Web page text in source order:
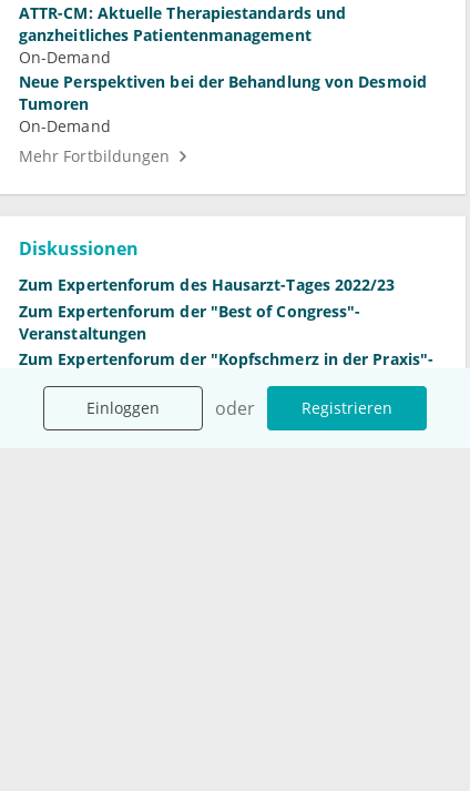
Einloggen oder Registrieren
ATTR-CM: Aktuelle Therapiestandards und
ganzheitliches Patientenmanagement
On-Demand
Neue Perspektiven bei der Behandlung von Desmoid
Tumoren
On-Demand
Mehr Fortbildungen
Diskussionen
Zum Expertenforum des Hausarzt-Tages 2022/23
Zum Expertenforum der "Best of Congress"-
Veranstaltungen
Zum Expertenforum der "Kopfschmerz in der Praxis"-
Veranstaltungen 2022
Mehr Diskussionen